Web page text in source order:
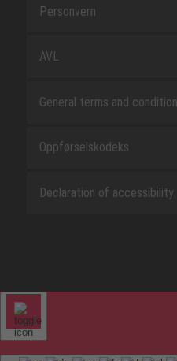
Personvern
AVL
General terms and
Oppførselskodeks
Declaration of accessibility